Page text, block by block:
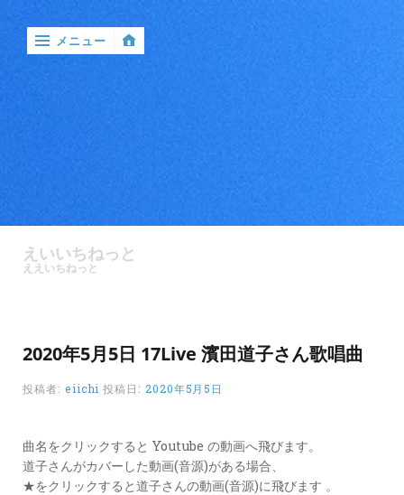
ケ
ー
ン
ル
ー
ド
メニュー
えいいちねっと
ええいちねっと
2020年5月5日 17Live 濱田道子さん歌唱曲
投稿者: eiichi 投稿日: 2020年5月5日
曲名をクリックすると Youtube の動画へ飛びます。
道子さんがカバーした動画(音源)がある場合、
★をクリックすると道子さんの動画(音源)に飛びます 。